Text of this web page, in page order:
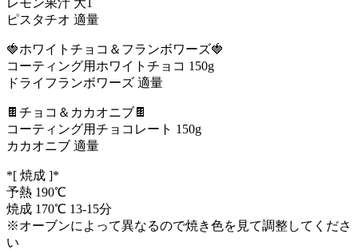
ピスタチオ 適量
🍓ホワイトチョコ＆フランボワーズ🍓
コーティング用ホワイトチョコ 150g
ドライフランボワーズ 適量
🍫チョコ＆カカオニブ🍫
コーティング用チョコレート 150g
カカオニブ 適量
*[ 焼成 ]*
予熱 190℃
焼成 170℃ 13-15分
※オーブンによって異なるので焼き色を見て調整してくださ
い